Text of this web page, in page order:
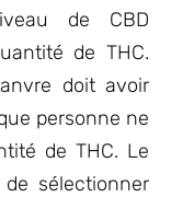
de CBD
de THC.
doit avoir
personne ne
de THC. Le
sélectionner